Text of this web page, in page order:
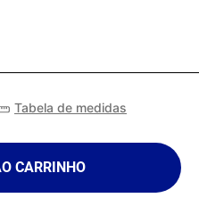
Tabela de medidas
CARRINHO